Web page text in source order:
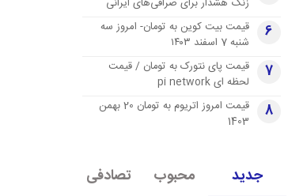
6
قیمت بیت کوین به تومان- امروز سه
شنبه 7 اسفند ۱۴۰۳
7
قیمت پای نتورک به تومان / قیمت
لحظه ای pi network
8
قیمت امروز اتریوم به تومان 20 بهمن
1403
جدید محبوب تصادفی